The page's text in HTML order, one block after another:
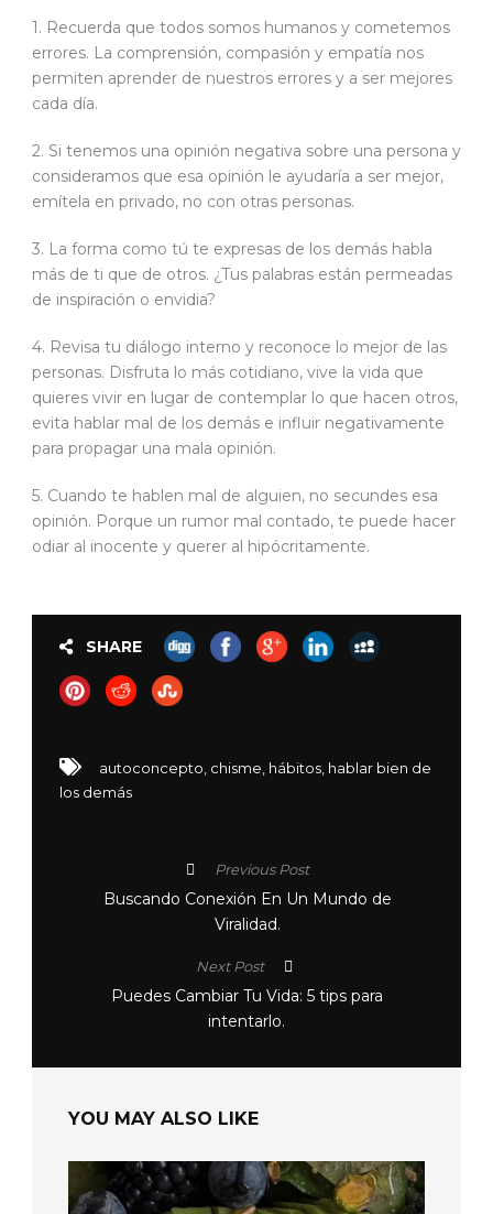
1. Recuerda que todos somos humanos y cometemos
errores. La comprensión, compasión y empatía nos
permiten aprender de nuestros errores y a ser mejores
cada día.
2. Si tenemos una opinión negativa sobre una persona y
consideramos que esa opinión le ayudaría a ser mejor,
emítela en privado, no con otras personas.
3. La forma como tú te expresas de los demás habla
más de ti que de otros. ¿Tus palabras están permeadas
de inspiración o envidia?
4. Revisa tu diálogo interno y reconoce lo mejor de las
personas. Disfruta lo más cotidiano, vive la vida que
quieres vivir en lugar de contemplar lo que hacen otros,
evita hablar mal de los demás e influir negativamente
para propagar una mala opinión.
5. Cuando te hablen mal de alguien, no secundes esa
opinión. Porque un rumor mal contado, te puede hacer
odiar al inocente y querer al hipócritamente.
SHARE
autoconcepto chisme hábitos hablar bien de
los demás
Previous Post
Buscando Conexión En Un Mundo de
Viralidad.
Next Post
Puedes Cambiar Tu Vida: 5 tips para
intentarlo.
YOU MAY ALSO LIKE